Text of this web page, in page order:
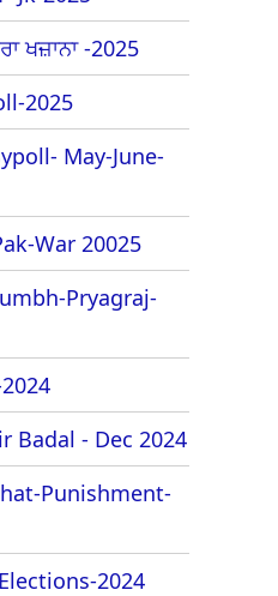
ਖਜ਼ਾਨਾ -2025
2025
May-June-
War 20025
Pryagraj-
Badal - Dec 2024
Punishment-
2024